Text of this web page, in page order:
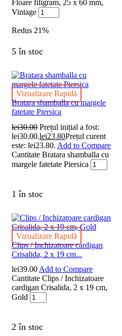
Floare filigram, 25 x 60 mm,
Vintage
Redus 21%
5 în stoc
Vizualizare Rapidă
Bratara shamballa cu margele
fatetate Piersica
lei30.00 Prețul inițial a fost:
lei30.00.lei23.80Prețul curent
este: lei23.80. Add to Compare
Cantitate Bratara shamballa cu
margele fatetate Piersica
1 în stoc
Vizualizare Rapidă
Clips / Inchizatoare cardigan
Crisalida, 2 x 19 cm...
lei39.00 Add to Compare
Cantitate Clips / Inchizatoare
cardigan Crisalida, 2 x 19 cm,
Gold
2 în stoc